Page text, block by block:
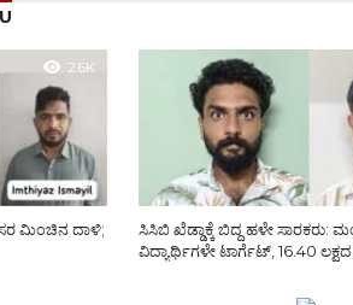
2.6K
ಮಿಂಚಿನ ದಾಳಿ;
ಸಿಸಿಬಿ ಖೆಡ್ಡಾಕ್ಕೆ ಬಿದ್ದ ಹಳೇ ಸಾರಕರು:
ವಿದ್ಯಾರ್ಥಿಗಳೇ ಟಾರ್ಗೆಟ್, 16.40